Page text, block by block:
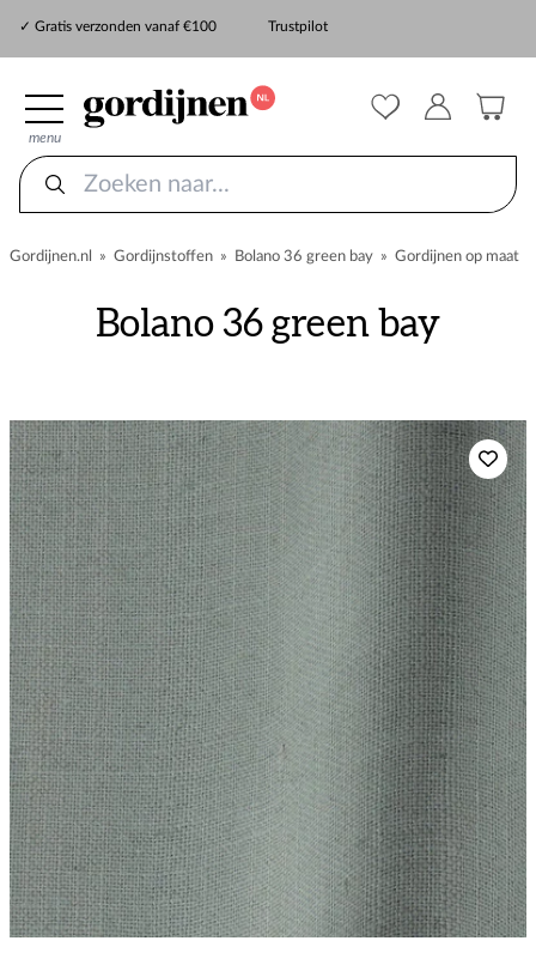
✓ Gratis verzonden vanaf €100
Trustpilot
menu
Gordijnen.nl » Gordijnstoffen » Bolano 36 green bay » Gordijnen op maat
Bolano 36 green bay